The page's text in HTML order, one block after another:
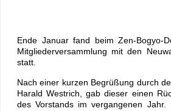
Ende Januar fand beim Zen-Bogyo-
Mitgliederversammlung mit den
statt.
Nach einer kurzen Begrüßung durch
Harald Westrich, gab dieser einen
des Vorstands im vergangenen Jahr.